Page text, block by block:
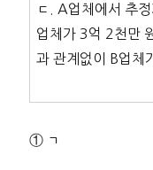
ㄷ. A업체에서 추
업체가 3억 2천만
과 관계없이 B업체
① ㄱ